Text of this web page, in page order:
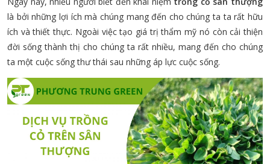
là bởi những lợi ích mà chúng mang đến cho chúng ta ta rất hữu
ích và thiết thực. Ngoài việc tạo giá trị thẩm mỹ nó còn cải thiện
đời sống thành thị cho chúng ta rất nhiều, mang đến cho chúng
ta một cuộc sống thư thái sau những áp lực cuộc sống.